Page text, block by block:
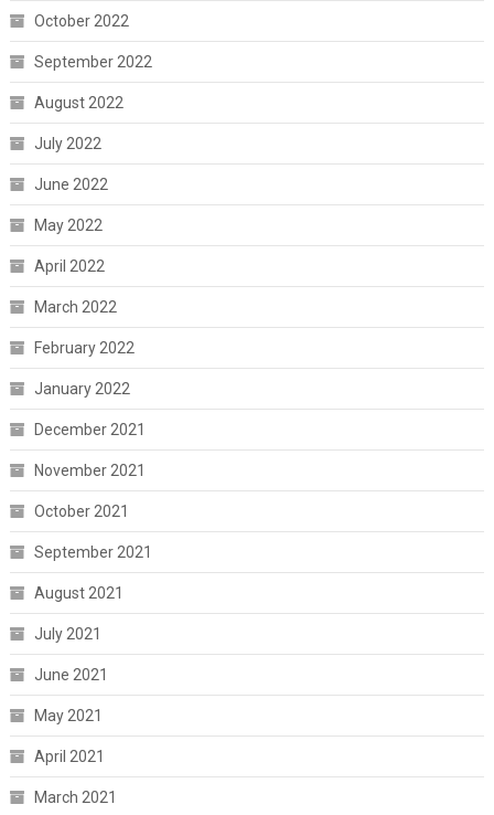
October 2022
September 2022
August 2022
July 2022
June 2022
May 2022
April 2022
March 2022
February 2022
January 2022
December 2021
November 2021
October 2021
September 2021
August 2021
July 2021
June 2021
May 2021
April 2021
March 2021